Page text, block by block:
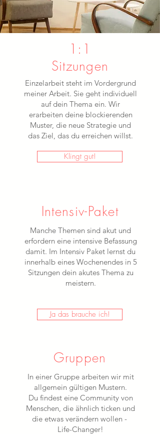
1:1
Sitzungen
Einzelarbeit steht im Vordergrund
meiner Arbeit. Sie geht individuell
auf dein Thema ein. Wir
erarbeiten deine blockierenden
Muster, die neue Strategie und
das Ziel, das du erreichen willst.
Klingt gut!
Intensiv-Paket
Manche Themen sind akut und
erfordern eine intensive Befassung
damit. Im Intensiv Paket lernst du
innerhalb eines Wochenendes in 5
Sitzungen dein akutes Thema zu
meistern.
Ja das brauche ich!
Gruppen
In einer Gruppe arbeiten wir mit
allgemein gültigen Mustern.
Du findest eine Community von
Menschen, die ähnlich ticken und
die etwas verändern wollen -
Life-Changer!